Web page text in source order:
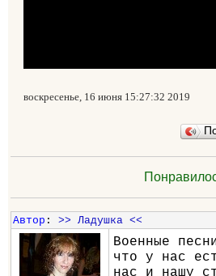
воскресенье, 16 июня 15:27:32 2019
Автор : >> Ладушка <<
Военные
что у нас
нас и нашу